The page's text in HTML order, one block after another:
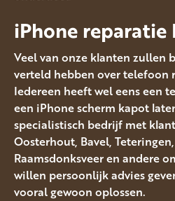
iPhone reparatie
Veel van onze klanten zullen
verteld hebben over telefoon
Iedereen heeft wel eens een
een iPhone scherm kapot
specialistisch bedrijf met
Oosterhout, Bavel,
Raamsdonksveer en andere
willen persoonlijk advies
vooral gewoon oplossen.